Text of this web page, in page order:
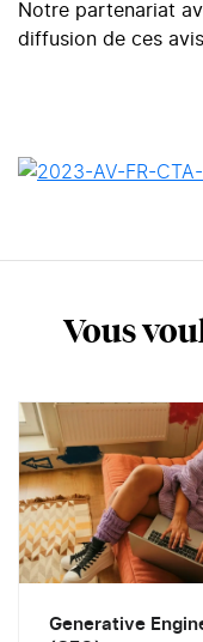
Notre partenariat
diffusion de ces
Vous
Generative